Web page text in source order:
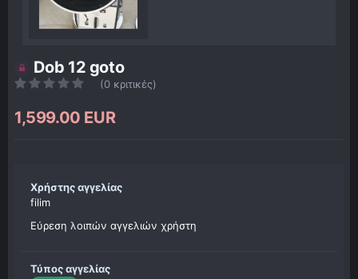
Dob 12 goto
(0 κριτικές)
1,599.00 EUR
Χρήστης αγγελίας
filim
Εύρεση λοιπών αγγελιών χρήστη
Τύπος αγγελίας